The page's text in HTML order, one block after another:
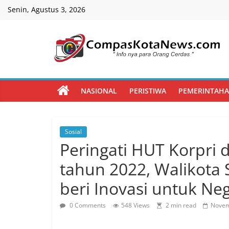
SkipSenin, Agustus 3, 2026
Compas
Kota
CompasKotaNews.com
Hadir
untuk
memberikan
informasi
kepada
masyarakat
NASIONAL PERISTIWA
Sosial
Peringati HUT Korpri
tahun 2022, Walikota
beri Inovasi untuk
0 Comments 548 Views 2 min read